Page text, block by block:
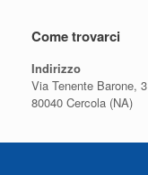
Come trovarci
Indirizzo
Via Tenente Barone, 3
80040 Cercola (NA)